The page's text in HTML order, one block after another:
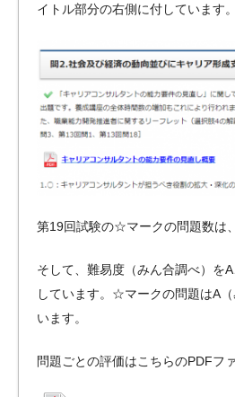
イトル部分の右側に付しています。
第19回試験の☆マークの問題数は、
そして、難易度（みん合調べ）を
しています。☆マークの問題はA
います。
問題ごとの評価はこちらのPDFフ